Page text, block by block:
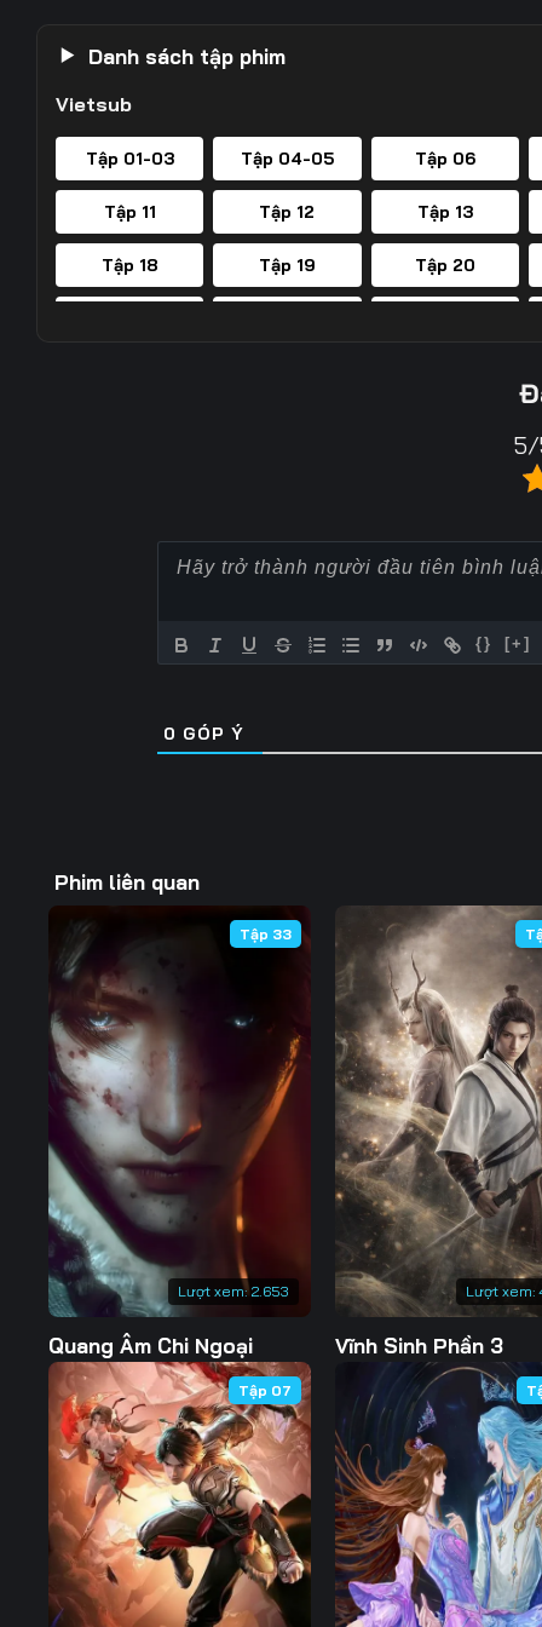
Danh sách tập phim
Vietsub
Tập 01-03 Tập 04-05 Tập 06
Tập 11 Tập 12 Tập 13
Tập 18 Tập 19 Tập 20
Tập 68 Tập 69
Tập 102 Tập 103 Tập 104
Tập 111
Tập 116 Tập 118
Tập 123 Tập 124 Tập 125
Tập 130 Tập 131 Tập 132
Tập 137 Tập 139
Tập 144 Tập 146
Tập 151 Tập 152 Tập 153
Tập 158 Tập 160
Tập 165 Tập 166 Tập 167
Tập 172 Tập 173 Tập 174
Tập 179 Tập 180 Tập 181
Tập 186 Tập 187 Tập 188
Tập 193 Tập 194 Tập 195
5/
{} [+]
0 GÓP Ý
Phim liên quan
Lượt xem: 2.653
Tập 33
Quang Âm Chi Ngoại
Lượt xem:
Vĩnh Sinh Phần 3
Tập 07